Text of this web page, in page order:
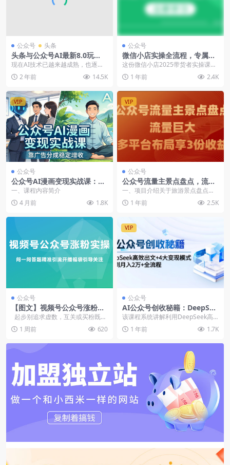
公众号 头条
头条与公众号AI最新8.0玩
法，全AI制作无需人工修稿，
现在AI技术已越来越成熟，也逐渐
变成全民共享的工具，各行各业都
有运用到AI技术。...
2 年前 14.5K
公众号
微信小店实操全流程，专属达
人佣金、1688一件代发、商品
这份微信小店2025带货者实操课详
细讲解了全流程实操，涵盖设置专
属达人佣金、16...
1 年前 2.4K
VIP
公众号
公众号AI漫画变现实战课：星
座/职场/养生多赛道+智能体发
文，零基础靠广告分成稳定赚
钱（飞书文档教程）
一、课程内容简介
4 月前
1.8K
VIP
公众号
公众号流量主景点盘点，流量
巨大，多平台布局享3份收益
一、项目介绍关于旅游景点盘点类
公众号怎么做，这个赛道的流量超
级大，主要就是因为中...
1 年前 2.5K
公众号
【图文】视频号公众号涨粉实
操，问一问答题精准引流开播
福袋引导关注
起步别追求虚数，互关或买粉既不
精准还容易违规，把力气花在...
1 周前 620
VIP
公众号
AI公众号创收秘籍：DeepSee
k高效出文+4大变现模式，从0
到月入2万+全流程（飞书文档
教程）
该课程系统讲解利用DeepSeek高
效创作公众号爆款文章的全流程方
法，从选题逻辑...
1 年前 1.7K